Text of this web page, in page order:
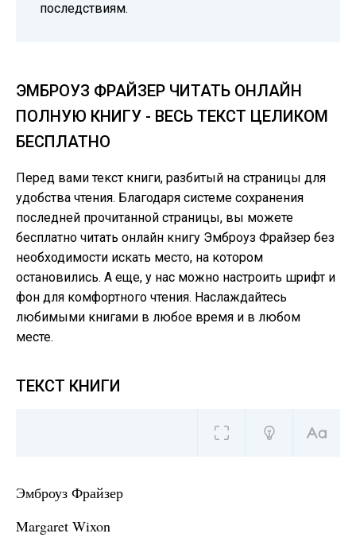
последствиям.
ЭМБРОУЗ ФРАЙЗЕР ЧИТАТЬ ОНЛАЙН
ПОЛНУЮ КНИГУ - ВЕСЬ ТЕКСТ ЦЕЛИКОМ
БЕСПЛАТНО
Перед вами текст книги, разбитый на страницы для
удобства чтения. Благодаря системе сохранения
последней прочитанной страницы, вы можете
бесплатно читать онлайн книгу Эмброуз Фрайзер без
необходимости искать место, на котором
остановились. А еще, у нас можно настроить шрифт и
фон для комфортного чтения. Наслаждайтесь
любимыми книгами в любое время и в любом
месте.
ТЕКСТ КНИГИ
Эмброуз Фрайзер
Margaret Wixon